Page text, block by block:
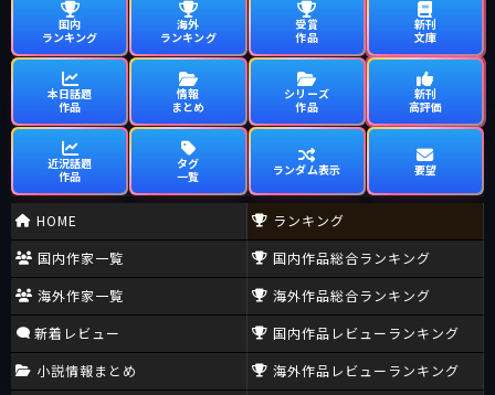
国内
ランキング
海外
ランキング
受賞
作品
新刊
文庫
本日話題
作品
情報
まとめ
シリーズ
作品
新刊
高評価
近況話題
作品
タグ
一覧
ランダム表示 要望
HOME
国内作家一覧
海外作家一覧
新着レビュー
小説情報まとめ
ランキング
国内作品総合ランキング
海外作品総合ランキング
国内作品レビューランキング
海外作品レビューランキング